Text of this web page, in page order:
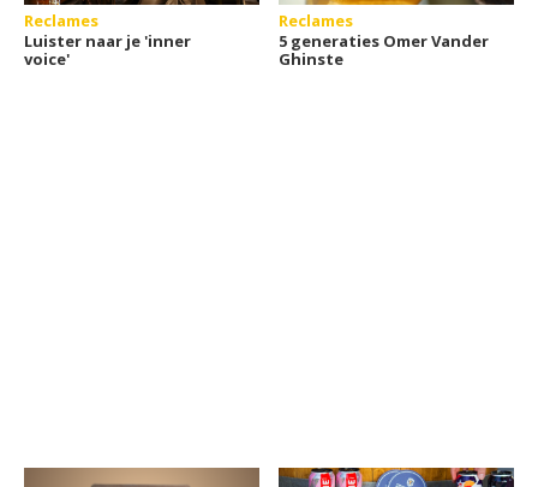
Reclames
Luister naar je 'inner
voice'
Reclames
5 generaties Omer Vander
Ghinste